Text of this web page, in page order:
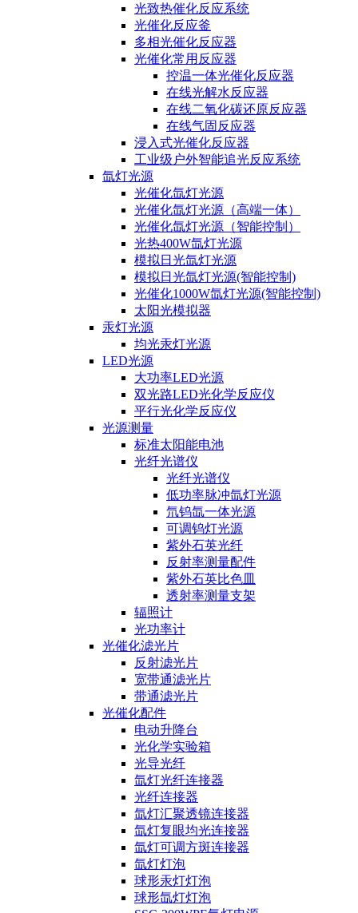
光致热催化反应系统
光催化反应釜
多相光催化反应器
光催化常用反应器
控温一体光催化反应器
在线光解水反应器
在线二氧化碳还原反应器
在线气固反应器
浸入式光催化反应器
工业级户外智能追光反应系统
氙灯光源
光催化氙灯光源
光催化氙灯光源（高端一体）
光催化氙灯光源（智能控制）
光热400W氙灯光源
模拟日光氙灯光源
模拟日光氙灯光源(智能控制)
光催化1000W氙灯光源(智能控制)
太阳光模拟器
汞灯光源
均光汞灯光源
LED光源
大功率LED光源
双光路LED光化学反应仪
平行光化学反应仪
光源测量
标准太阳能电池
光纤光谱仪
光纤光谱仪
低功率脉冲氙灯光源
氘钨氙一体光源
可调钨灯光源
紫外石英光纤
反射率测量配件
紫外石英比色皿
透射率测量支架
辐照计
光功率计
光催化滤光片
反射滤光片
宽带通滤光片
带通滤光片
光催化配件
电动升降台
光化学实验箱
光导光纤
氙灯光纤连接器
光纤连接器
氙灯汇聚透镜连接器
氙灯复眼均光连接器
氙灯可调方斑连接器
氙灯灯泡
球形汞灯灯泡
球形氙灯灯泡